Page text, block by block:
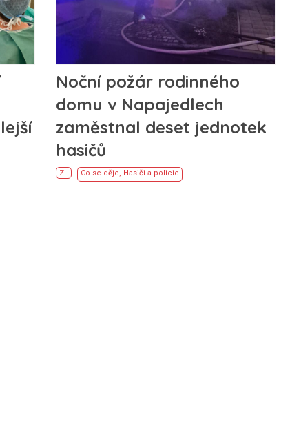
Noční požár rodinného
domu v Napajedlech
zaměstnal deset jednotek
hasičů
ZL Co se děje, Hasiči a policie